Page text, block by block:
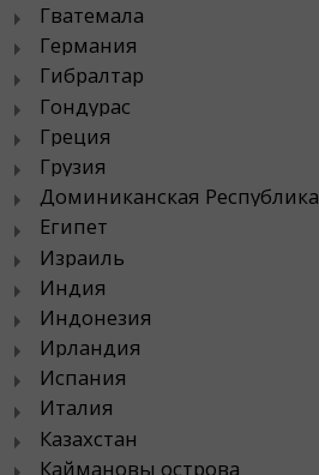
Гватемала
Германия
Гибралтар
Гондурас
Греция
Грузия
Доминиканская Республика
Египет
Израиль
Индия
Индонезия
Ирландия
Испания
Италия
Казахстан
Каймановы острова